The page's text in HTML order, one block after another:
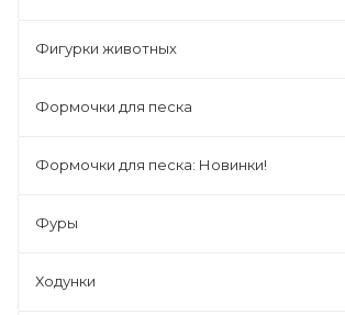
Фигурки животных
Формочки для песка
Формочки для песка: Новинки!
Фуры
Ходунки